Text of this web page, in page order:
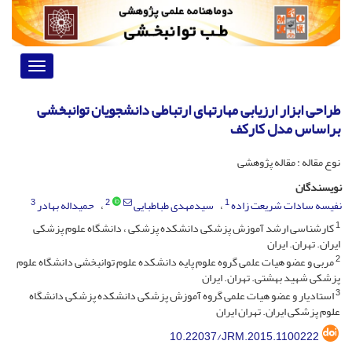
Toggle
طراحی ابزار ارزیابی مهارتهای ارتباطی دانشجویان توانبخشی
براساس مدل کارکف
نوع مقاله : مقاله پژوهشی
نویسندگان
نفیسه سادات شریعت زاده1 سیدمهدی طباطبایی 2 حمیداله بهادر3
1کارشناسی ارشد آموزش پزشکی دانشکده پزشکی ، دانشگاه علوم پزشکی
ایران. تهران. ایران
2مربی و عضو هیات علمی گروه علوم پایه دانشکده علوم توانبخشی دانشگاه علوم
پزشکی شهید بهشتی. تهران. ایران
3استادیار و عضو هیات علمی گروه آموزش پزشکی دانشکده پزشکی دانشگاه
علوم پزشکی ایران. تهران ایران
10.22037/JRM.2015.1100222